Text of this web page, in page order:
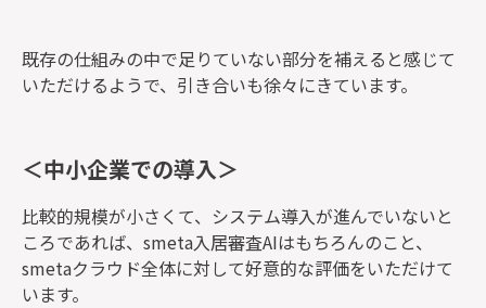
既存の仕組みの中で足りていない部分を補えると感じて
いただけるようで、引き合いも徐々にきています。
＜中小企業での導入＞
比較的規模が小さくて、システム導入が進んでいないと
ころであれば、smeta入居審査AIはもちろんのこと、
smetaクラウド全体に対して好意的な評価をいただけて
います。